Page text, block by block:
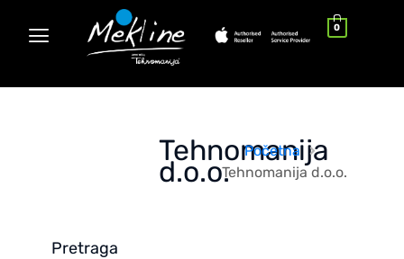
0
Tehnomanija
d.o.o.
Početna
Tehnomanija d.o.o.
Pretraga